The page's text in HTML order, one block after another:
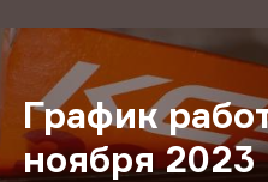
График
ноября 2023